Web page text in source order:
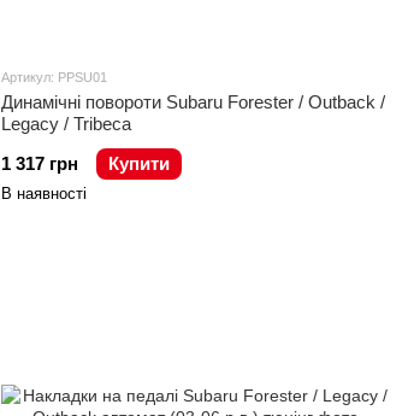
Артикул: PPSU01
Динамічні повороти Subaru Forester / Outback /
Legacy / Tribeca
1 317 грн
Купити
В наявності